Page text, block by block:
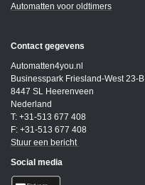
Automatten voor oldtimers
Contact gegevens
Automatten4you.nl
Businesspark Friesland-West 23-B
8447 SL Heerenveen
Nederland
T: +31-513 677 408
F: +31-513 677 408
Stuur een bericht
Social media